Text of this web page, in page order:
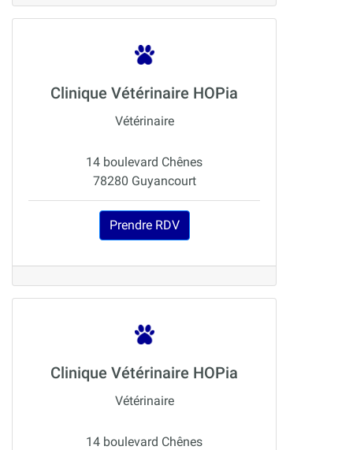
Clinique Vétérinaire HOPia
Vétérinaire
14 boulevard Chênes
78280 Guyancourt
Prendre RDV
Clinique Vétérinaire HOPia
Vétérinaire
14 boulevard Chênes